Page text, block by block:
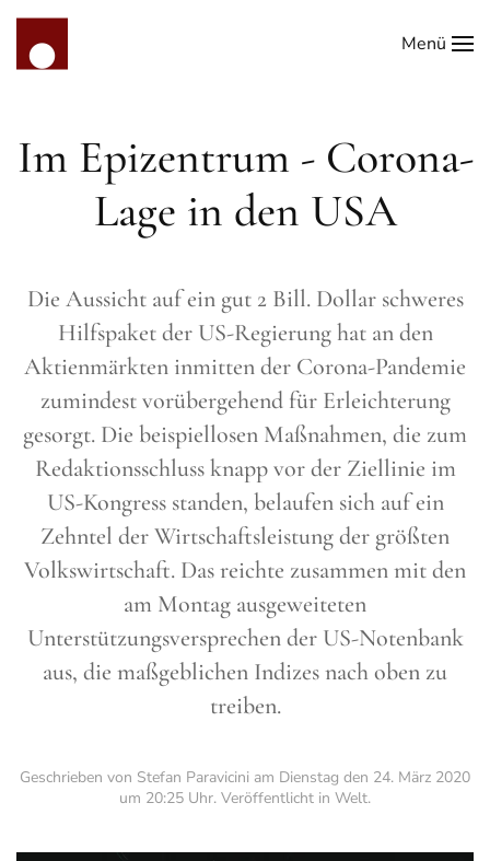
Zum Hauptinhalt springen
Menü
Im Epizentrum - Corona-
Lage in den USA
Die Aussicht auf ein gut 2 Bill. Dollar schweres
Hilfspaket der US-Regierung hat an den
Aktienmärkten inmitten der Corona-Pandemie
zumindest vorübergehend für Erleichterung
gesorgt. Die beispiellosen Maßnahmen, die zum
Redaktionsschluss knapp vor der Ziellinie im
US-Kongress standen, belaufen sich auf ein
Zehntel der Wirtschaftsleistung der größten
Volkswirtschaft. Das reichte zusammen mit den
am Montag ausgeweiteten
Unterstützungsversprechen der US-Notenbank
aus, die maßgeblichen Indizes nach oben zu
treiben.
Geschrieben von Stefan Paravicini am Dienstag den 24. März 2020
um 20:25 Uhr. Veröffentlicht in Welt.